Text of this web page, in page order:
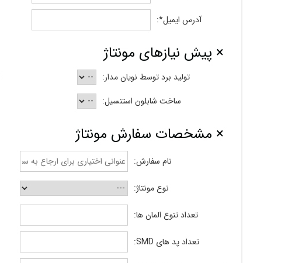
آدرس ایمیل*:
× پیش نیازهای مونتاژ
تولید برد توسط نویان مدار:
ساخت شابلون استنسیل:
× مشخصات سفارش مونتاژ
نام سفارش:
نوع مونتاژ:
تعداد تنوع المان ها:
تعداد پد های SMD: